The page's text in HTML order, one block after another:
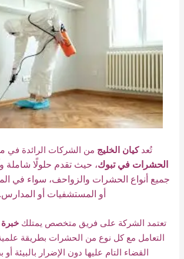
تُعدكيان الخليج من الشركات الرائدة في
الحشرات في تبوك، حيث تقدم حلولًا شاملة
جميع أنواع الحشرات والزواحف، سواء في
أو المستشفيات أو المدارس.
تعتمد الشركة على فريق متخصص يمتلك
التعامل مع كل نوع من الحشرات بطريقة
القضاء التام عليها دون الإضرار بالبيئة أو